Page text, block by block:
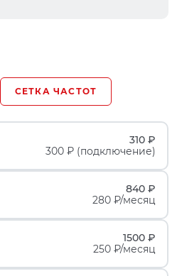
СЕТКА ЧАСТОТ
310 ₽
300 ₽ (подключение)
840 ₽
280 ₽/месяц
1500 ₽
250 ₽/месяц